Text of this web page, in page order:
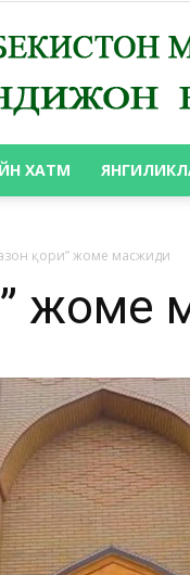
ХАТМ
қори” жоме масжиди
жоме